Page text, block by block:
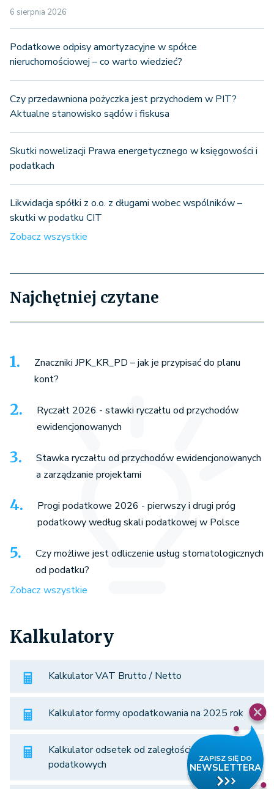
6 sierpnia 2026
Podatkowe odpisy amortyzacyjne w spółce
nieruchomościowej – co warto wiedzieć?
Czy przedawniona pożyczka jest przychodem w PIT?
Aktualne stanowisko sądów i fiskusa
Skutki nowelizacji Prawa energetycznego w księgowości i
podatkach
Likwidacja spółki z o.o. z długami wobec wspólników –
skutki w podatku CIT
Zobacz wszystkie
Najchętniej czytane
Znaczniki JPK_KR_PD – jak je przypisać do planu
kont?
Ryczałt 2026 - stawki ryczałtu od przychodów
ewidencjonowanych
Stawka ryczałtu od przychodów ewidencjonowanych
a zarządzanie projektami
Progi podatkowe 2026 - pierwszy i drugi próg
podatkowy według skali podatkowej w Polsce
Czy możliwe jest odliczenie usług stomatologicznych
od podatku?
Zobacz wszystkie
Kalkulatory
Kalkulator VAT Brutto / Netto
Kalkulator formy opodatkowania na 2025 rok
Kalkulator odsetek od zaległości
podatkowych